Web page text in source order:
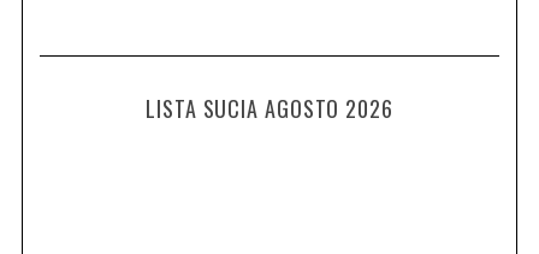
LISTA SUCIA AGOSTO 2026